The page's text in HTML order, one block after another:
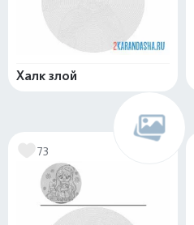
Халк злой
73